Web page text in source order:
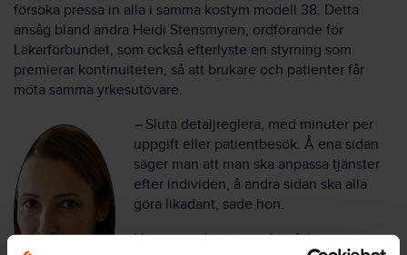
försöka pressa in alla i samma kostym modell 38. Detta
ansåg bland andra Heidi Stensmyren, ordförande för
Läkarförbundet, som också efterlyste en styrning som
premierar kontinuiteten, så att brukare och patienter får
möta samma yrkesutövare.
– Sluta detaljreglera, med minuter per
uppgift eller patientbesök. Å ena sidan
säger man att man ska anpassa tjänster
efter individen, å andra sidan ska alla
göra likadant, sade hon.
Hon menade att man bör följa upp